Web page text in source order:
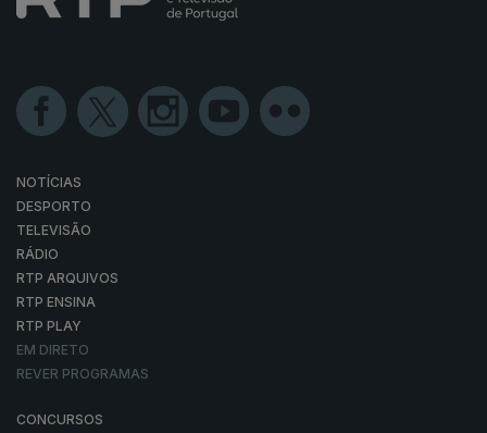
NOTÍCIAS
DESPORTO
TELEVISÃO
RÁDIO
RTP ARQUIVOS
RTP ENSINA
RTP PLAY
EM DIRETO
REVER PROGRAMAS
CONCURSOS